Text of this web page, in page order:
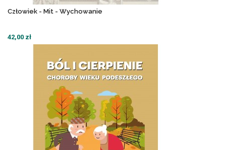
Człowiek - Mit - Wychowanie
42,00 zł